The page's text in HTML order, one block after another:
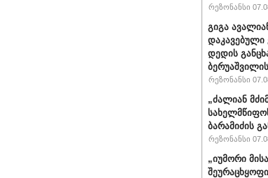
რეზონანსი
გიგა
დაკავებული
დედის
რეზონანსი
„ძალიან
ბარამიძის
რეზონანსი
„იუმორი